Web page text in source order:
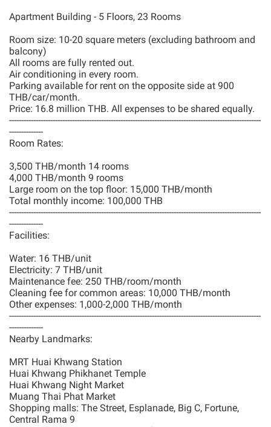
Apartment Building - 5 Floors, 23 Rooms
Room size: 10-20 square meters (excluding bathroom and
balcony)
All rooms are fully rented out.
Air conditioning in every room.
Parking available for rent on the opposite side at 900
THB/car/month.
Price: 16.8 million THB. All expenses to be shared equally.
--------------------------------------------------------------------------------------------------------
--------------
Room Rates:
3,500 THB/month 14 rooms
4,000 THB/month 9 rooms
Large room on the top floor: 15,000 THB/month
Total monthly income: 100,000 THB
--------------------------------------------------------------------------------------------------------
--------------
Facilities:
Water: 16 THB/unit
Electricity: 7 THB/unit
Maintenance fee: 250 THB/room/month
Cleaning fee for common areas: 10,000 THB/month
Other expenses: 1,000-2,000 THB/month
--------------------------------------------------------------------------------------------------------
--------------
Nearby Landmarks:
MRT Huai Khwang Station
Huai Khwang Phikhanet Temple
Huai Khwang Night Market
Muang Thai Phat Market
Shopping malls: The Street, Esplanade, Big C, Fortune,
Central Rama 9